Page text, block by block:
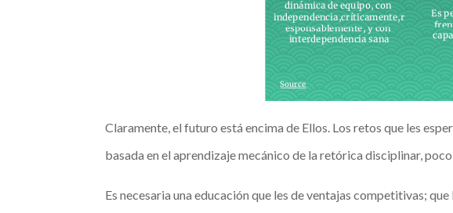
Claramente, el futuro está encima de Ellos. Los retos que les
basada en el aprendizaje mecánico de la retórica disciplinar, poco
Es necesaria una educación que les de ventajas competitivas;